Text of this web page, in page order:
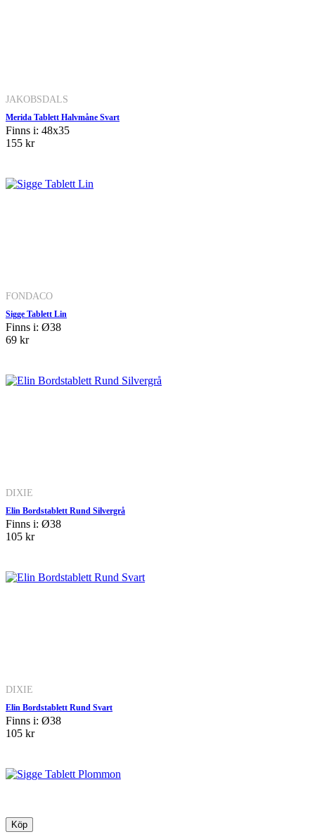
JAKOBSDALS
Merida Tablett Halvmåne Svart
Finns i: 48x35
155 kr
FONDACO
Sigge Tablett Lin
Finns i: Ø38
69 kr
DIXIE
Elin Bordstablett Rund Silvergrå
Finns i: Ø38
105 kr
DIXIE
Elin Bordstablett Rund Svart
Finns i: Ø38
105 kr